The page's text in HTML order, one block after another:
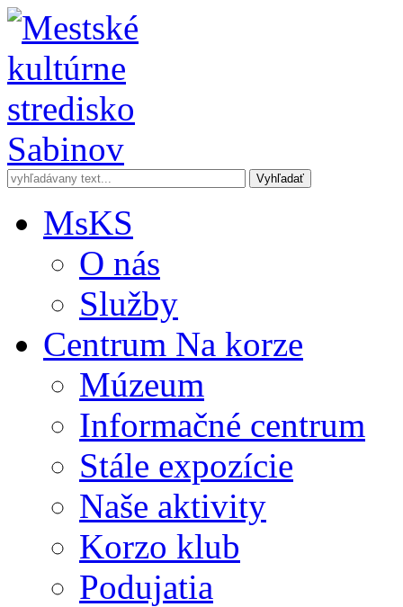
MsKS
O nás
Služby
Centrum Na korze
Múzeum
Informačné centrum
Stále expozície
Naše aktivity
Korzo klub
Podujatia